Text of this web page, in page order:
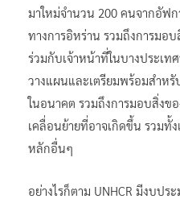
มาใหม่จำนวน 200 คนจากอัฟ
ทางการอิหร่าน รวมถึงการมอ
ร่วมกับเจ้าหน้าที่ในบางประเ
วางแผนและเตรียมพร้อมสำห
ในอนาคต รวมถึงการมอบสิ่งข
เคลื่อนย้ายที่อาจเกิดขึ้น รวมทั้
หลักอื่นๆ
อย่างไรก็ตาม UNHCR มีงบปร